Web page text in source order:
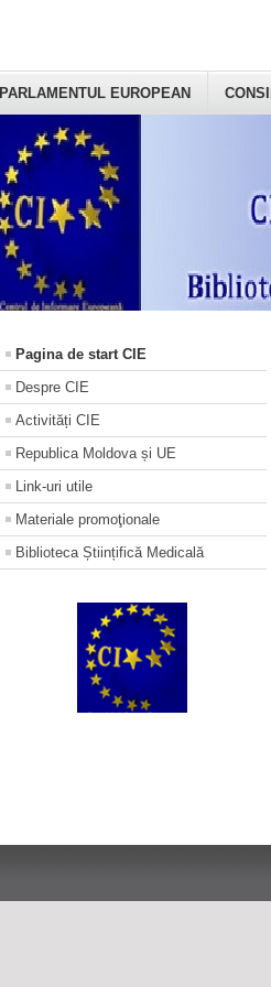
PARLAMENTUL EUROPEAN
Pagina de start CIE
Despre CIE
Activități CIE
Republica Moldova și UE
Link-uri utile
Materiale promoţionale
Biblioteca Științifică Medicală